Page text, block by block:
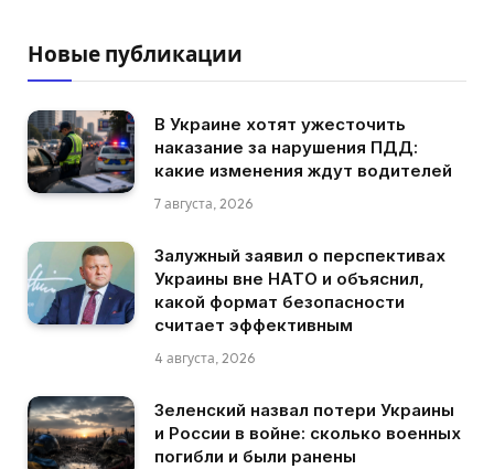
Новые публикации
В Украине хотят ужесточить
наказание за нарушения ПДД:
какие изменения ждут водителей
7 августа, 2026
Залужный заявил о перспективах
Украины вне НАТО и объяснил,
какой формат безопасности
считает эффективным
4 августа, 2026
Зеленский назвал потери Украины
и России в войне: сколько военных
погибли и были ранены